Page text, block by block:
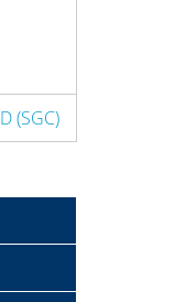
(SGC)